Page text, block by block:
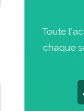
Toute
chaque